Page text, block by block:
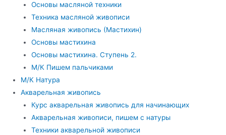
Основы масляной техники
Техника масляной живописи
Масляная живопись (Мастихин)
Основы мастихина
Основы мастихина. Ступень 2.
М/К Пишем пальчиками
М/К Натура
Акварельная живопись
Курс акварельная живопись для начинающих
Акварельная живописи, пишем с натуры
Техники акварельной живописи